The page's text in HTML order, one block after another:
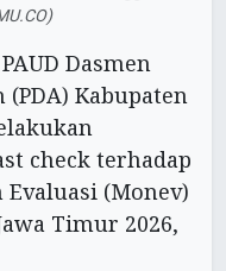
Dasmen
Kabupaten
check terhadap
(Monev)
Timur 2026,